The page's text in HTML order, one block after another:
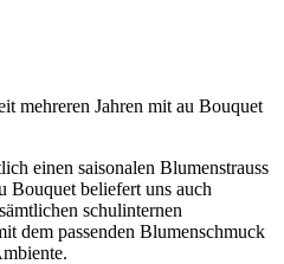
mehreren Jahren mit au Bouquet
einen saisonalen Blumenstrauss
Bouquet beliefert uns auch
schulinternen
dem passenden Blumenschmuck